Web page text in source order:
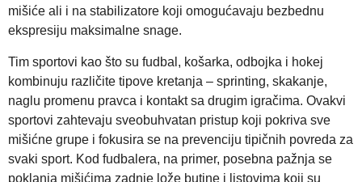
mišiće ali i na stabilizatore koji omogućavaju bezbednu
ekspresiju maksimalne snage.
Tim sportovi kao što su fudbal, košarka, odbojka i hokej
kombinuju različite tipove kretanja – sprinting, skakanje,
naglu promenu pravca i kontakt sa drugim igračima. Ovakvi
sportovi zahtevaju sveobuhvatan pristup koji pokriva sve
mišićne grupe i fokusira se na prevenciju tipičnih povreda za
svaki sport. Kod fudbalera, na primer, posebna pažnja se
poklanja mišićima zadnje lože butine i listovima koji su